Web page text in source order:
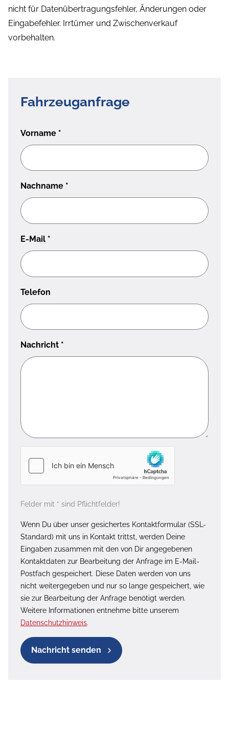
nicht für Datenübertragungsfehler, Änderungen oder
Eingabefehler. Irrtümer und Zwischenverkauf
vorbehalten.
Fahrzeuganfrage
Vorname *
Nachname *
E-Mail *
Telefon
Nachricht *
Felder mit * sind Pflichtfelder!
Wenn Du über unser gesichertes Kontaktformular (SSL-
Standard) mit uns in Kontakt trittst, werden Deine
Eingaben zusammen mit den von Dir angegebenen
Kontaktdaten zur Bearbeitung der Anfrage im E-Mail-
Postfach gespeichert. Diese Daten werden von uns
nicht weitergegeben und nur so lange gespeichert, wie
sie zur Bearbeitung der Anfrage benötigt werden.
Weitere Informationen entnehme bitte unserem
Datenschutzhinweis.
Nachricht senden